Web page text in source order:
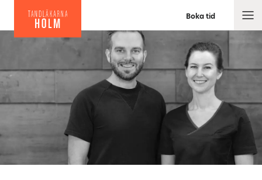
Boka tid
M